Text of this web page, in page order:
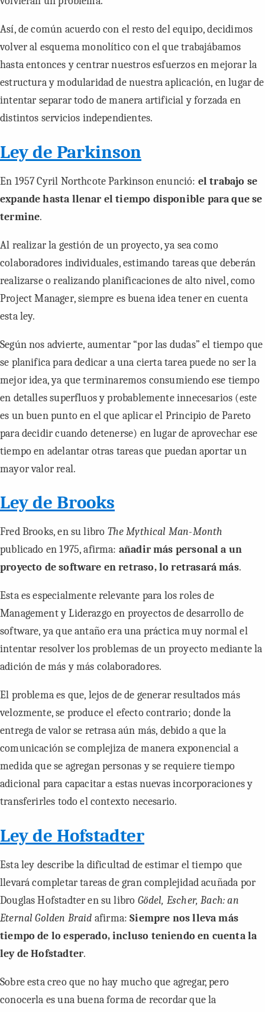
Así, de común acuerdo con el resto del equipo, decidimos
volver al esquema monolítico con el que trabajábamos
hasta entonces y centrar nuestros esfuerzos en mejorar la
estructura y modularidad de nuestra aplicación, en lugar de
intentar separar todo de manera artificial y forzada en
distintos servicios independientes.
Ley de Parkinson
En 1957 Cyril Northcote Parkinson enunció: el trabajo se
expande hasta llenar el tiempo disponible para que se
termine.
Al realizar la gestión de un proyecto, ya sea como
colaboradores individuales, estimando tareas que deberán
realizarse o realizando planificaciones de alto nivel, como
Project Manager, siempre es buena idea tener en cuenta
esta ley.
Según nos advierte, aumentar “por las dudas” el tiempo que
se planifica para dedicar a una cierta tarea puede no ser la
mejor idea, ya que terminaremos consumiendo ese tiempo
en detalles superfluos y probablemente innecesarios (este
es un buen punto en el que aplicar el Principio de Pareto
para decidir cuando detenerse) en lugar de aprovechar ese
tiempo en adelantar otras tareas que puedan aportar un
mayor valor real.
Ley de Brooks
Fred Brooks, en su libro The Mythical Man-Month
publicado en 1975, afirma: añadir más personal a un
proyecto de software en retraso, lo retrasará más.
Esta es especialmente relevante para los roles de
Managementy Liderazgo en proyectos de desarrollo de
software, ya que antaño era una práctica muy normal el
intentar resolver los problemas de un proyecto mediante la
adición de más y más colaboradores.
El problema es que, lejos de de generar resultados más
velozmente, se produce el efecto contrario; donde la
entrega de valor se retrasa aún más, debido a que la
comunicación se complejiza de manera exponencial a
medida que se agregan personas y se requiere tiempo
adicional para capacitar a estas nuevas incorporaciones y
transferirles todo el contexto necesario.
Ley de Hofstadter
Esta ley describe la dificultad de estimar el tiempo que
llevará completar tareas de gran complejidad acuñada por
Douglas Hofstadter en su libro Gödel, Escher, Bach: an
Eternal Golden Braid afirma:Siempre nos lleva más
tiempo de lo esperado, incluso teniendo en cuenta la
ley de Hofstadter.
Sobre esta creo que no hay mucho que agregar, pero
conocerla es una buena forma de recordar que la